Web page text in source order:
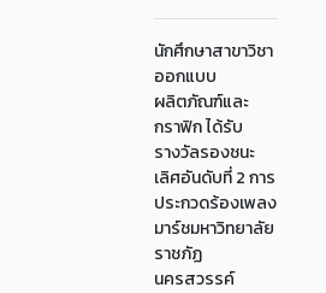
นักศึกษาสาขาวิชา
ออกแบบ
ผลิตภัณฑ์และ
กราฟิก ได้รับ
รางวัลรองชนะ
เลิศอันดับที่ 2 การ
ประกวดร้องเพลง
มาร์ชมหาวิทยาลัย
ราชภัฏ
นครสวรรค์